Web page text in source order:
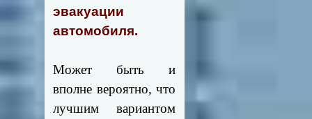
эвакуации
автомобиля.
Может быть и
вполне вероятно, что
лучшим вариантом